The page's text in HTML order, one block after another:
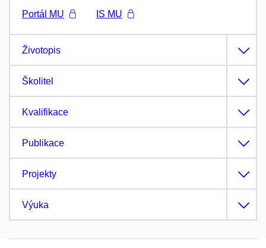
Portál MU
IS MU
Životopis
Školitel
Kvalifikace
Publikace
Projekty
Výuka